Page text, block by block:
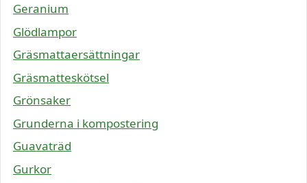
Geranium
Glödlampor
Gräsmattaersättningar
Gräsmatteskötsel
Grönsaker
Grunderna i kompostering
Guavaträd
Gurkor